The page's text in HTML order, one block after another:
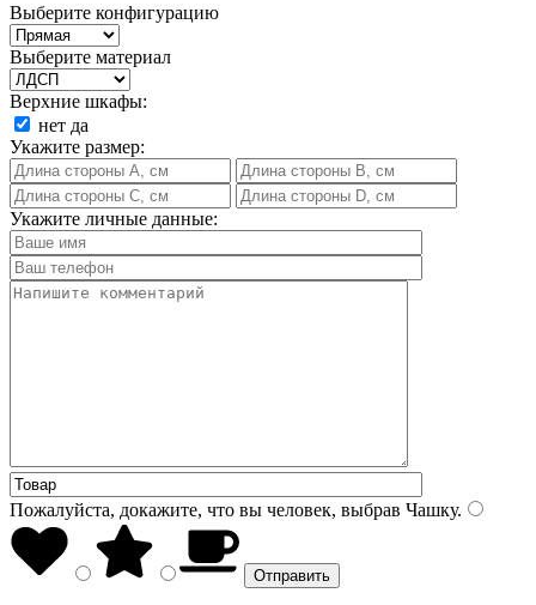
Выберите конфигурацию
Выберите материал
Верхние шкафы:
нет да
Укажите размер:
Укажите личные данные:
Пожалуйста, докажите, что вы человек, выбрав Чашку.